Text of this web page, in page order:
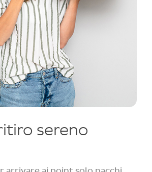
sereno